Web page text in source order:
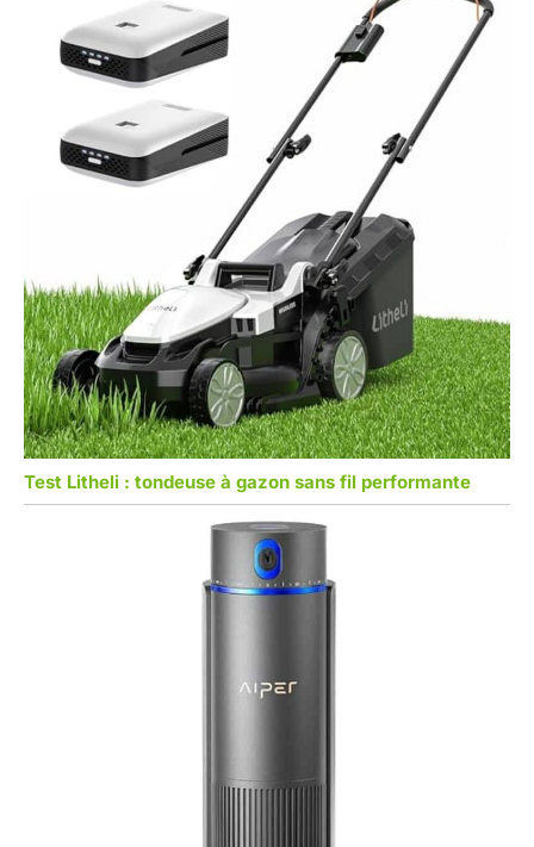
Test Litheli : tondeuse à gazon sans fil performante